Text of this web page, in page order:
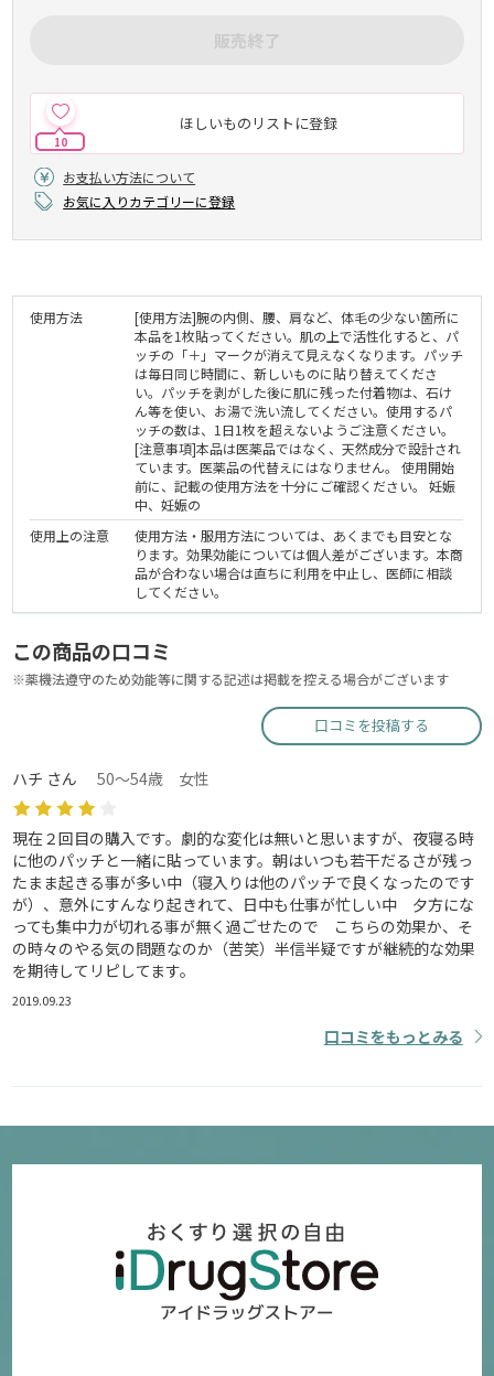
販売終了
ほしいものリストに登録
10
お支払い方法について
お気に入りカテゴリーに登録
使用方法
[使用方法]腕の内側、腰、肩など、体毛の少ない箇所に
本品を1枚貼ってください。肌の上で活性化すると、パ
ッチの「＋」マークが消えて見えなくなります。パッチ
は毎日同じ時間に、新しいものに貼り替えてくださ
い。パッチを剥がした後に肌に残った付着物は、石け
ん等を使い、お湯で洗い流してください。使用するパ
ッチの数は、1日1枚を超えないようご注意ください。
[注意事項]本品は医薬品ではなく、天然成分で設計され
ています。医薬品の代替えにはなりません。 使用開始
前に、記載の使用方法を十分にご確認ください。 妊娠
中、妊娠の
使用上の注意
使用方法・服用方法については、あくまでも目安とな
ります。効果効能については個人差がございます。本商
品が合わない場合は直ちに利用を中止し、医師に相談
してください。
この商品の口コミ
※薬機法遵守のため効能等に関する記述は掲載を控える場合がございます
口コミを投稿する
ハチ さん 50～54歳 女性
現在２回目の購入です。劇的な変化は無いと思いますが、夜寝る時
に他のパッチと一緒に貼っています。朝はいつも若干だるさが残っ
たまま起きる事が多い中（寝入りは他のパッチで良くなったのです
が）、意外にすんなり起きれて、日中も仕事が忙しい中 夕方にな
っても集中力が切れる事が無く過ごせたので こちらの効果か、そ
の時々のやる気の問題なのか（苦笑）半信半疑ですが継続的な効果
を期待してリピしてます。
2019.09.23
口コミをもっとみる